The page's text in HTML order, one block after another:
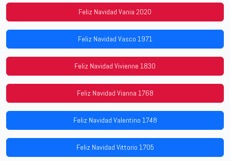
Feliz Navidad Vania 2020
Feliz Navidad Vasco 1971
Feliz Navidad Vivienne 1830
Feliz Navidad Vianna 1768
Feliz Navidad Valentino 1748
Feliz Navidad Vittorio 1705